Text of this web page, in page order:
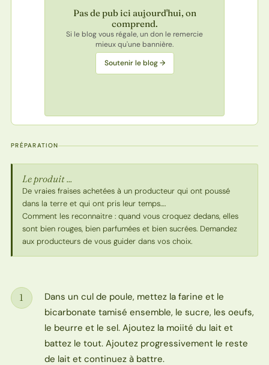
Pas de pub ici aujourd'hui, on
comprend.
Si le blog vous régale, un don le remercie
mieux qu'une bannière.
Soutenir le blog →
PRÉPARATION
Le produit ...
De vraies fraises achetées à un producteur qui ont poussé
dans la terre et qui ont pris leur temps….
Comment les reconnaitre : quand vous croquez dedans, elles
sont bien rouges, bien parfumées et bien sucrées. Demandez
aux producteurs de vous guider dans vos choix.
Étape
1
Dans un cul de poule, mettez la farine et le
bicarbonate tamisé ensemble, le sucre, les oeufs,
le beurre et le sel. Ajoutez la moiité du lait et
battez le tout. Ajoutez progressivement le reste
de lait et continuez à battre.